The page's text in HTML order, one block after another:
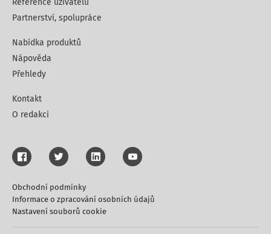
Reference uživatelů
Partnerství, spolupráce
Nabídka produktů
Nápověda
Přehledy
Kontakt
O redakci
Obchodní podmínky
Informace o zpracování osobních údajů
Nastavení souborů cookie